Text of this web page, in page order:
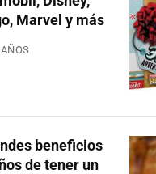
Marvel y más
beneficios
de tener un